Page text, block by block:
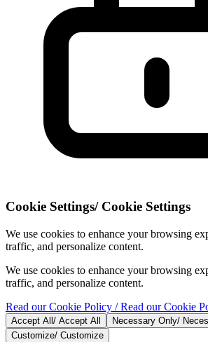
Cookie Settings/ Cookie Settings
We use cookies to enhance your browsing
traffic, and personalize content.
We use cookies to enhance your browsing
traffic, and personalize content.
Read our Cookie Policy / Read our Cookie
Accept All / Accept All Necessary Only/
Customize/ Customize